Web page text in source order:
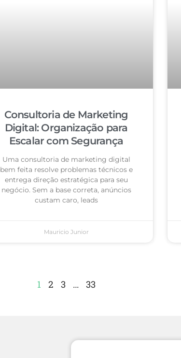
Consultoria de Marketing
Digital: Organização para
Escalar com Segurança
Uma consultoria de marketing digital
bem feita resolve problemas técnicos e
entrega direção estratégica para seu
negócio. Sem a base correta, anúncios
custam caro, leads
Mauricio Junior
1 2 3 … 33